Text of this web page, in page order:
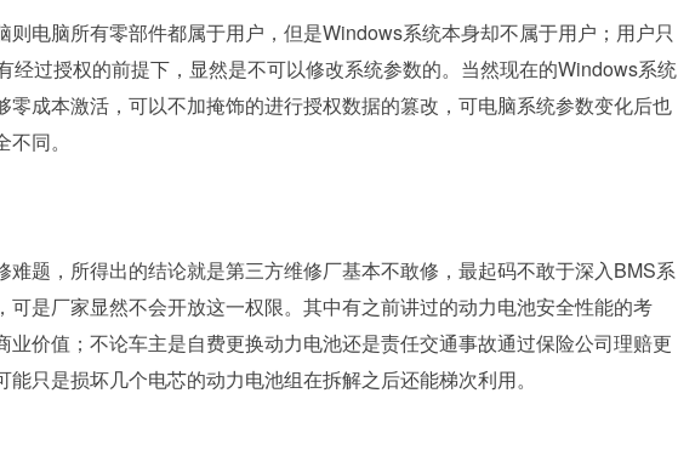
则电脑所有零部件都属于用户，但是Windows系统本身却不属于用户；用户只
经过授权的前提下，显然是不可以修改系统参数的。当然现在的Windows系统
零成本激活，可以不加掩饰的进行授权数据的篡改，可电脑系统参数变化后也
同。
难题，所得出的结论就是第三方维修厂基本不敢修，最起码不敢于深入BMS系
可是厂家显然不会开放这一权限。其中有之前讲过的动力电池安全性能的考
业价值；不论车主是自费更换动力电池还是责任交通事故通过保险公司理赔更
只是损坏几个电芯的动力电池组在拆解之后还能梯次利用。